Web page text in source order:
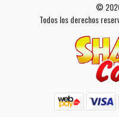
©
Todos los derechos